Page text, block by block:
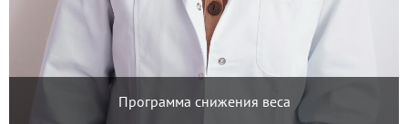
Программа снижения веса